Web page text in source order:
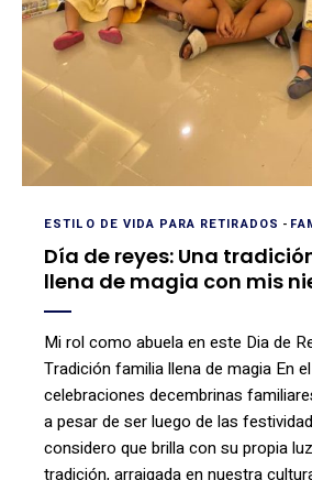
ESTILO DE VIDA PARA RETIRADOS -
Día de reyes: Una
llena de magia con mis
Mi rol como abuela en este Dia de
Tradición familia llena de magia En
celebraciones decembrinas
a pesar de ser luego de las
considero que brilla con su propia
tradición, arraigada en nuestra